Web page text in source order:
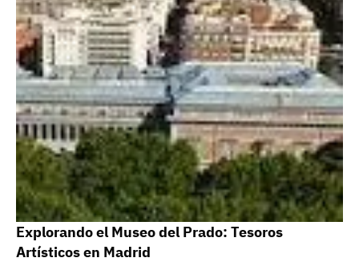
Explorando el Museo del Prado: Tesoros
Artísticos en Madrid